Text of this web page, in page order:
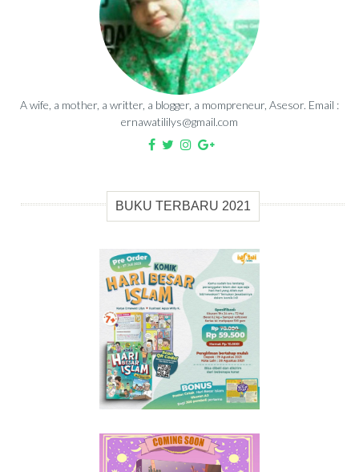
A wife, a mother, a writter, a blogger, a mompreneur, Asesor. Email :
ernawatililys@gmail.com
BUKU TERBARU 2021